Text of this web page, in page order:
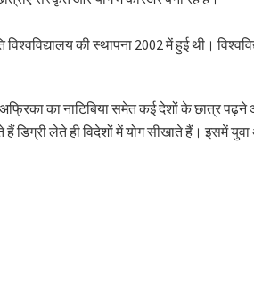
की स्थापना 2002 में हुई थी।
का नाटिबिया समेत कई देशों के छात्र
लेते ही विदेशों में योग सीखाते हैं। इसमें युवा